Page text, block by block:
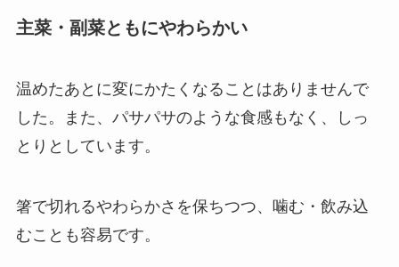
主菜・副菜ともにやわらかい
温めたあとに変にかたくなることはありませんで
した。また、パサパサのような食感もなく、しっ
とりとしています。
箸で切れるやわらかさを保ちつつ、噛む・飲み込
むことも容易です。